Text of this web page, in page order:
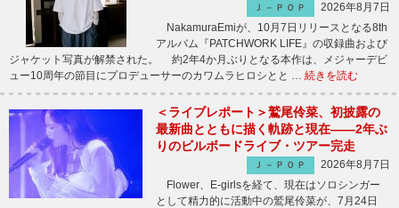
Ｊ－ＰＯＰ
2026年8月7日
NakamuraEmiが、10月7日リリースとなる8th
アルバム『PATCHWORK LIFE』の収録曲および
ジャケット写真が解禁された。 約2年4か月ぶりとなる本作は、メジャーデビ
ュー10周年の節目にプロデューサーのカワムラヒロシとと … 続きを読む
＜ライブレポート＞鷲尾伶菜、初披露の
最新曲とともに描く軌跡と現在――2年ぶ
りのビルボードライブ・ツアー完走
Ｊ－ＰＯＰ
2026年8月7日
Flower、E-girlsを経て、現在はソロシンガー
として精力的に活動中の鷲尾伶菜が、7月24日